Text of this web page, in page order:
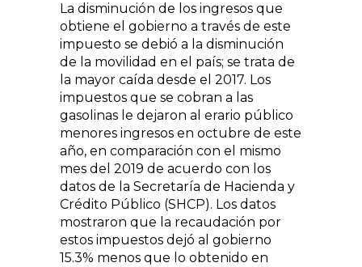
La disminución de los ingresos que
obtiene el gobierno a través de este
impuesto se debió a la disminución
de la movilidad en el país; se trata de
la mayor caída desde el 2017. Los
impuestos que se cobran a las
gasolinas le dejaron al erario público
menores ingresos en octubre de este
año, en comparación con el mismo
mes del 2019 de acuerdo con los
datos de la Secretaría de Hacienda y
Crédito Público (SHCP). Los datos
mostraron que la recaudación por
estos impuestos dejó al gobierno
15.3% menos que lo obtenido en